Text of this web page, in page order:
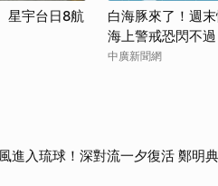
星宇台日8航
白海豚來了！週
海上警戒恐閃不過
中廣新聞網
進入琉球！深對流一夕復活 鄭明